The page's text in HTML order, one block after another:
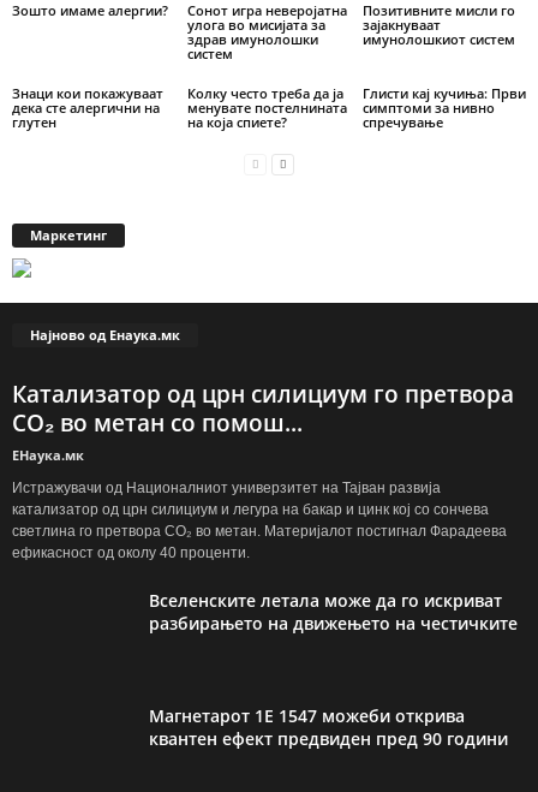
Зошто имаме алергии?
Сонот игра неверојатна
улога во мисијата за
здрав имунолошки
систем
Позитивните мисли го
зајакнуваат
имунолошкиот систем
Знаци кои покажуваат
дека сте алергични на
глутен
Колку често треба да ја
менувате постелнината
на која спиете?
Глисти кај кучиња: Први
симптоми за нивно
спречување
Маркетинг
Најново од Енаука.мк
Катализатор од црн силициум го претвора
CO₂ во метан со помош...
ЕНаука.мк
Истражувачи од Националниот универзитет на Тајван развија
катализатор од црн силициум и легура на бакар и цинк кој со сончева
светлина го претвора CO₂ во метан. Материјалот постигнал Фарадеева
ефикасност од околу 40 проценти.
Вселенските летала може да го искриват
разбирањето на движењето на честичките
Магнетарот 1E 1547 можеби открива
квантен ефект предвиден пред 90 години